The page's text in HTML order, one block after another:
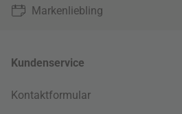
Markenliebling
Kundenservice
Kontaktformular